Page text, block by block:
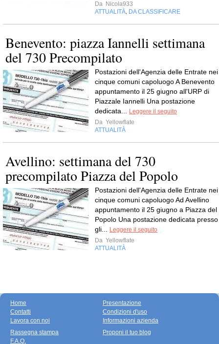
Da Nicola933
ATTUALITÀ DA CLASSIFICARE
Benevento: piazza Iannelli settimana
del 730 Precompilato
Postazioni dell'Agenzia delle Entrate nei
cinque comuni capoluogo A Benevento
appuntamento il 25 giugno all'URP di
Piazzale Iannelli Una postazione
dedicata...
Leggere il seguito
Da Yellowflate
ATTUALITÀ
Avellino: settimana del 730
precompilato Piazza del Popolo
Postazioni dell'Agenzia delle Entrate nei
cinque comuni capoluogo Ad Avellino
appuntamento il 25 giugno a Piazza del
Popolo Una postazione dedicata presso
gli...
Leggere il seguito
Da Yellowflate
ATTUALITÀ
Home
Contatti
Lavora con noi
Presentazione
Condizioni d'uso
Informazioni azienda
Rassegna stampa
F.A.Q.
Proponi il tuo blog